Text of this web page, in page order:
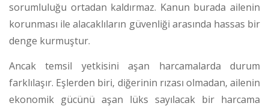
sorumluluğu ortadan kaldırmaz. Kanun burada ailenin
korunması ile alacaklıların güvenliği arasında hassas bir
denge kurmuştur.
Ancak temsil yetkisini aşan harcamalarda durum
farklılaşır. Eşlerden biri, diğerinin rızası olmadan, ailenin
ekonomik gücünü aşan lüks sayılacak bir harcama